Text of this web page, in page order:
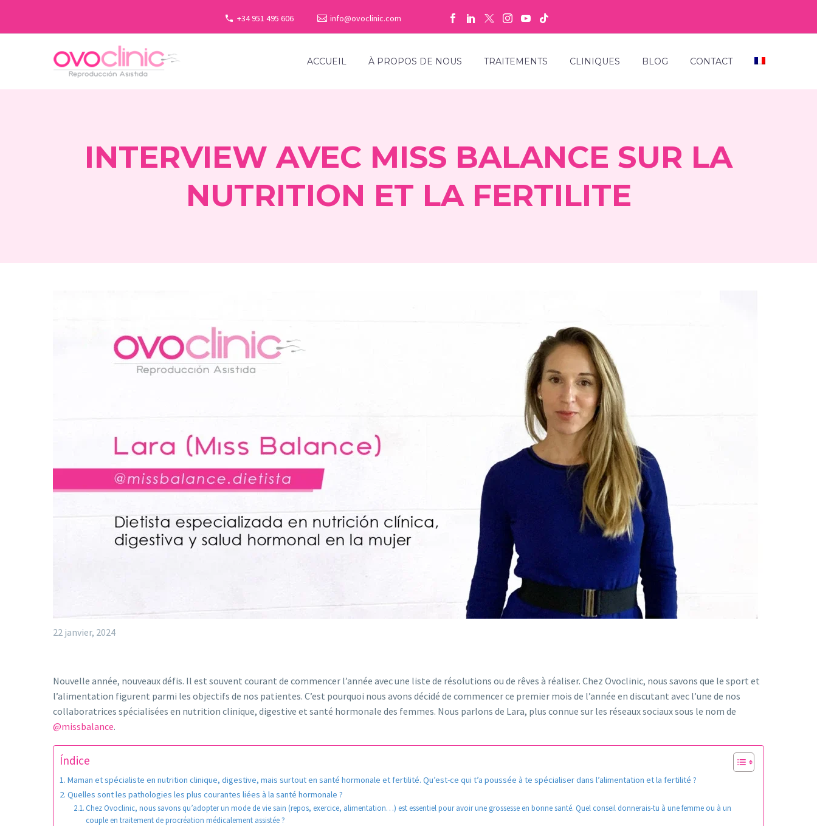
+34 951 495 606 info@ovoclinic.com
ACCUEIL À PROPOS DE NOUS TRAITEMENTS CLINIQUES BLOG CONTACT
INTERVIEW AVEC MISS BALANCE SUR LA
NUTRITION ET LA FERTILITE
22 janvier, 2024
Nouvelle année, nouveaux défis. Il est souvent courant de commencer l’année avec une liste de résolutions ou de rêves à réaliser. Chez Ovoclinic, nous savons que le sport et
l’alimentation figurent parmi les objectifs de nos patientes. C’est pourquoi nous avons décidé de commencer ce premier mois de l’année en discutant avec l’une de nos
collaboratrices spécialisées en nutrition clinique, digestive et santé hormonale des femmes. Nous parlons de Lara, plus connue sur les réseaux sociaux sous le nom de
@missbalance.
Índice
Maman et spécialiste en nutrition clinique, digestive, mais surtout en santé hormonale et fertilité. Qu’est-ce qui t’a poussée à te spécialiser dans l’alimentation et la fertilité ?
Quelles sont les pathologies les plus courantes liées à la santé hormonale ?
Chez Ovoclinic, nous savons qu’adopter un mode de vie sain (repos, exercice, alimentation…) est essentiel pour avoir une grossesse en bonne santé. Quel conseil donnerais-tu à une femme ou à un
couple en traitement de procréation médicalement assistée ?